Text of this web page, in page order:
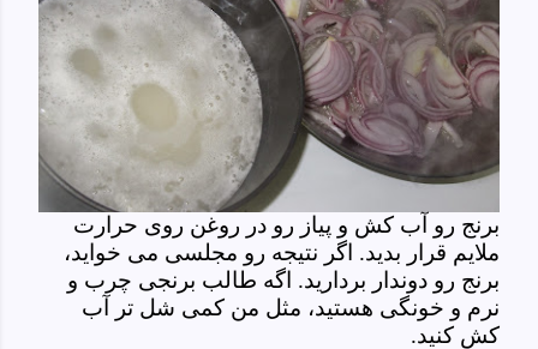
برنج رو آب کش و پیاز رو در روغن روی حرارت
ملایم قرار بدید. اگر نتیجه رو مجلسی می خواید،
برنج رو دوندار بردارید. اگه طالب برنجی چرب و
نرم و خونگی هستید، مثل من کمی شل تر آب
کش کنید.